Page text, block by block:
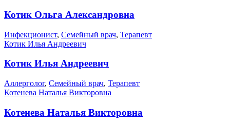
Котик Ольга Александровна
Инфекционист, Семейный врач, Терапевт
Котик Илья Андреевич
Котик Илья Андреевич
Аллерголог, Семейный врач, Терапевт
Котенева Наталья Викторовна
Котенева Наталья Викторовна